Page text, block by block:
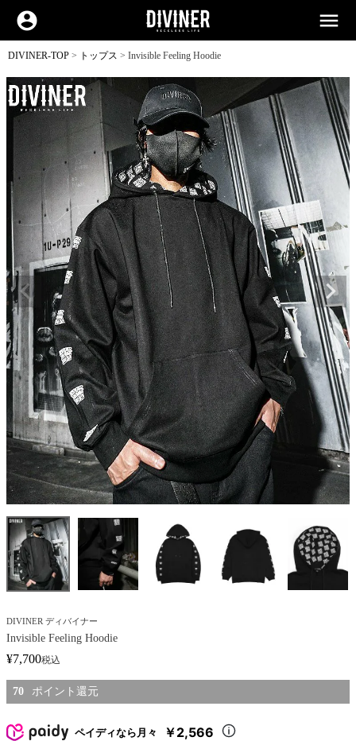
account_circle menu
DIVINER-TOP トップス Invisible Feeling Hoodie
DIVINER ディバイナー
Invisible Feeling Hoodie
¥7,700税込
70
ペイディなら月々 ￥2,566